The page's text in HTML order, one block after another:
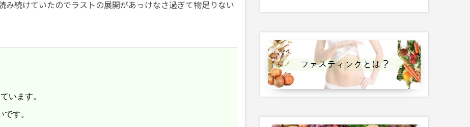
続けていたのでラストの展開があっけなさ過ぎて物足りない
います。
す。